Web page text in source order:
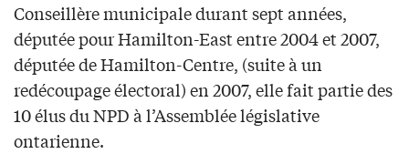
Conseillère municipale durant sept années,
députée pour Hamilton-East entre 2004 et 2007,
députée de Hamilton-Centre, (suite à un
redécoupage électoral) en 2007, elle fait partie des
10 élus du NPD à l’Assemblée législative
ontarienne.